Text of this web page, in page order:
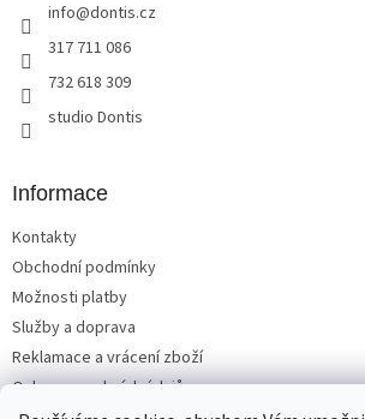
info@dontis.cz
317 711 086
732 618 309
studio Dontis
Informace
Kontakty
Obchodní podmínky
Možnosti platby
Služby a doprava
Reklamace a vrácení zboží
Ochrana osobních údajů